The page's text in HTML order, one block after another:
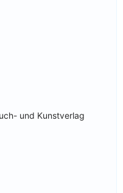
und Kunstverlag